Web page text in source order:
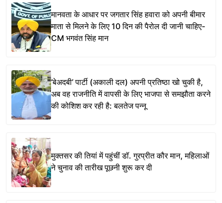
मानवता के आधार पर जगतार सिंह हवारा को अपनी बीमार
माता से मिलने के लिए 10 दिन की पैरोल दी जानी चाहिए-
CM भगवंत सिंह मान
‘बेअदबी’ पार्टी (अकाली दल) अपनी प्रतिष्ठा खो चुकी है,
अब वह राजनीति में वापसी के लिए भाजपा से समझौता करने
की कोशिश कर रही है: बलतेज पन्नू
मुक्तसर की तियां में पहुंचीं डॉ. गुरप्रीत कौर मान, महिलाओं
ने चुनाव की तारीख पूछनी शुरू कर दी